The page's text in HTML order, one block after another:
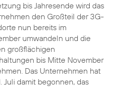
bis Jahresende wird das
den Großteil der 3G-
nun bereits im
umwandeln und die
großflächigen
bis Mitte November
Das Unternehmen hat
Juli damit begonnen, das